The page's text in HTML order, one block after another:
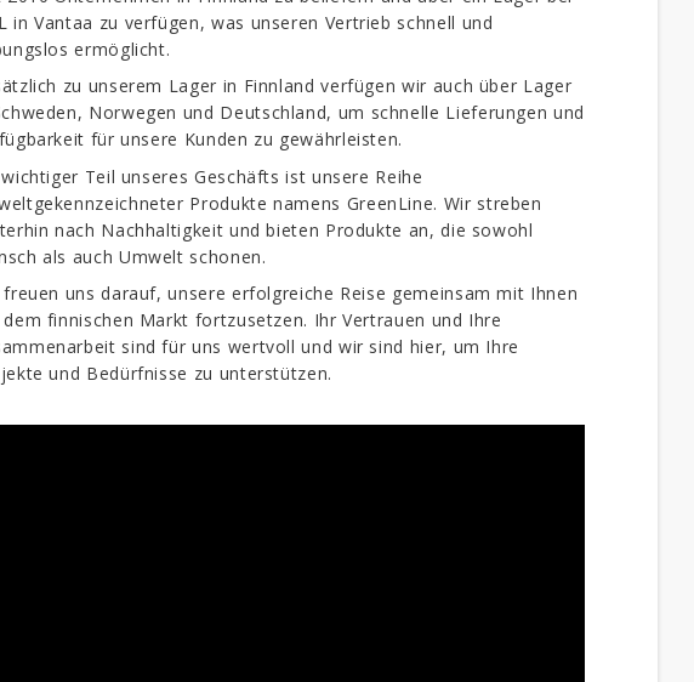
in Vantaa zu verfügen, was unseren Vertrieb schnell und
ermöglicht.
zu unserem Lager in Finnland verfügen wir auch über Lager
Norwegen und Deutschland, um schnelle Lieferungen und
für unsere Kunden zu gewährleisten.
wichtiger Teil unseres Geschäfts ist unsere Reihe
Produkte namens GreenLine. Wir streben
nach Nachhaltigkeit und bieten Produkte an, die sowohl
als auch Umwelt schonen.
freuen uns darauf, unsere erfolgreiche Reise gemeinsam mit Ihnen
finnischen Markt fortzusetzen. Ihr Vertrauen und Ihre
sind für uns wertvoll und wir sind hier, um Ihre
und Bedürfnisse zu unterstützen.